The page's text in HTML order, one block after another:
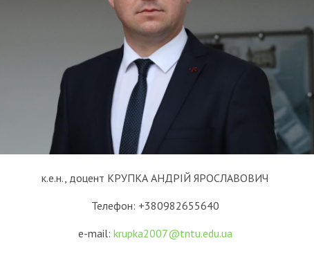
к.е.н., доцент КРУПКА АНДРІЙ ЯРОСЛАВОВИЧ
Телефон: +38098265​​5640
e-mail: krupka2007@tntu.edu.ua